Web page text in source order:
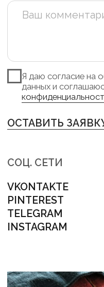
НОМЕР ДЛЯ СВЯЗИ
INFO@FLAXECO.COM
МИНСК, ЛОГОЙСКИЙ ТРАКТ 28/1
АДРЕС